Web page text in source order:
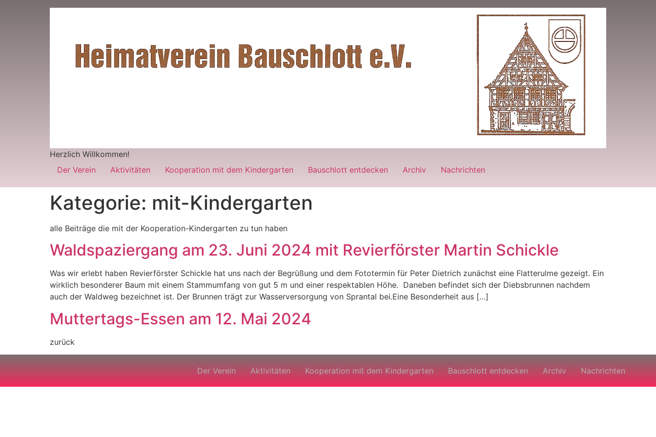
Herzlich Willkommen!
Der Verein
Aktivitäten Kooperation mit dem Kindergarten Bauschlott entdecken Archiv Nachrichten
Kategorie: mit-Kindergarten
alle Beiträge die mit der Kooperation-Kindergarten zu tun haben
Waldspaziergang am 23. Juni 2024 mit Revierförster Martin Schickle
Was wir erlebt haben Revierförster Schickle hat uns nach der Begrüßung und dem Fototermin für Peter Dietrich zunächst eine Flatterulme gezeigt. Ein
wirklich besonderer Baum mit einem Stammumfang von gut 5 m und einer respektablen Höhe. Daneben befindet sich der Diebsbrunnen nachdem
auch der Waldweg bezeichnet ist. Der Brunnen trägt zur Wasserversorgung von Sprantal bei.Eine Besonderheit aus […]
Muttertags-Essen am 12. Mai 2024
zurück
Der Verein Aktivitäten Kooperation mit dem Kindergarten Bauschlott entdecken Archiv Nachrichten